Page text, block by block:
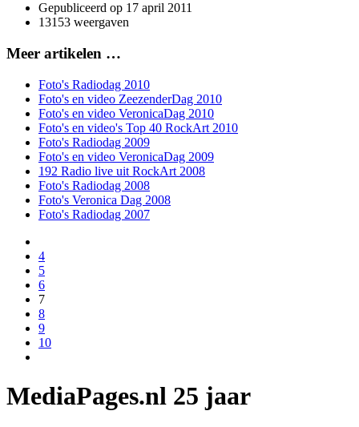
Gepubliceerd op 17 april 2011
13153 weergaven
Meer artikelen …
Foto's Radiodag 2010
Foto's en video ZeezenderDag 2010
Foto's en video VeronicaDag 2010
Foto's en video's Top 40 RockArt 2010
Foto's Radiodag 2009
Foto's en video VeronicaDag 2009
192 Radio live uit RockArt 2008
Foto's Radiodag 2008
Foto's Veronica Dag 2008
Foto's Radiodag 2007
4
5
6
7
8
9
10
MediaPages.nl 25 jaar